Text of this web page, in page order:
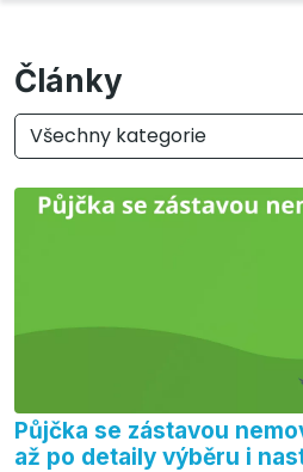
Články
Všechny kategorie
Půjčka se zástavou
až po detaily výběru i